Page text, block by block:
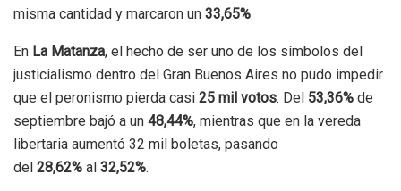
misma cantidad y marcaron un 33,65%.
En La Matanza, el hecho de ser uno de los símbolos del
justicialismo dentro del Gran Buenos Aires no pudo impedir
que el peronismo pierda casi 25 mil votos. Del 53,36% de
septiembre bajó a un 48,44%, mientras que en la vereda
libertaria aumentó 32 mil boletas, pasando
del 28,62% al 32,52%.